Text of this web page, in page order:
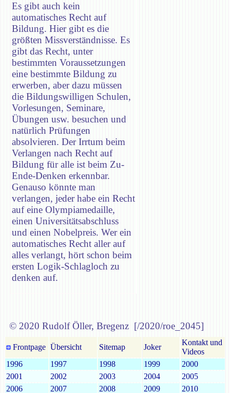
Es gibt auch kein
automatisches Recht auf
Bildung. Hier gibt es die
größten Missverständnisse. Es
gibt das Recht, unter
bestimmten Voraussetzungen
eine bestimmte Bildung zu
erwerben, aber dazu müssen
die Bildungswilligen Schulen,
Vorlesungen, Seminare,
Übungen usw. besuchen und
natürlich Prüfungen
absolvieren. Der Irrtum beim
Verlangen nach Recht auf
Bildung für alle ist beim Zu-
Ende-Denken erkennbar.
Genauso könnte man
verlangen, jeder habe ein Recht
auf eine Olympiamedaille,
einen Universitätsabschluss
und einen Nobelpreis. Wer ein
automatisches Recht aller auf
alles verlangt, hört schon beim
ersten Logik-Schlagloch zu
denken auf.
© 2020 Rudolf Öller, Bregenz [/2020/roe_2045]
Frontpage Übersicht Sitemap Joker
Kontakt und
Videos
1996
1997 1998 1999
2000
2001
2002 2003 2004
2005
2006
2007 2008 2009 2010